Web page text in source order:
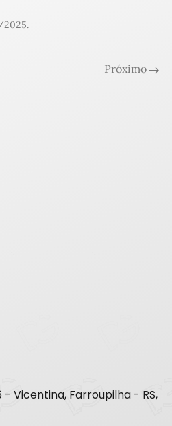
.
Próximo
- Vicentina, Farroupilha - RS,